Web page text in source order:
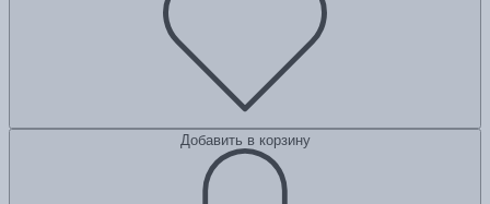
Добавить в корзину